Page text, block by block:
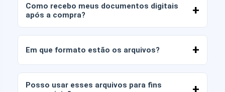
Como recebo meus documentos digitais
após a compra?
conta ou através do link enviado para o seu e-
Em que formato estão os arquivos?
DPI). Alguns pacotes também incluem arquivos
Posso usar esses arquivos para fins